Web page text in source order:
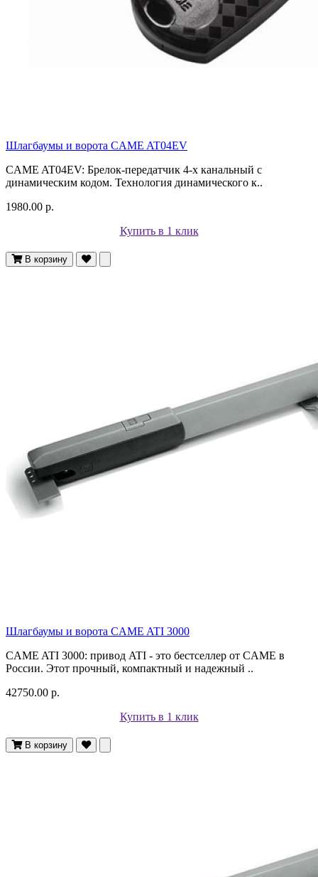
Шлагбаумы и ворота CAME AT04EV
CAME AT04EV: Брелок-передатчик 4-х канальный с
динамическим кодом. Технология динамического к..
1980.00 р.
Купить в 1 клик
В корзину
Шлагбаумы и ворота CAME ATI 3000
CAME ATI 3000: привод ATI - это бестселлер от CAME в
России. Этот прочный, компактный и надежный ..
42750.00 р.
Купить в 1 клик
В корзину